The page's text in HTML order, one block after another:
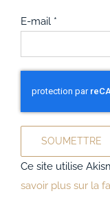
E-mail *
Ce site utilise
savoir plus sur la